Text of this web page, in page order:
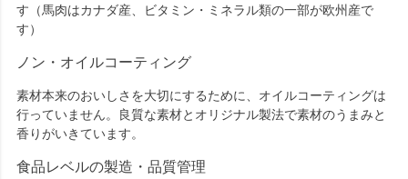
す（馬肉はカナダ産、ビタミン・ミネラル類の一部が欧州産で
す）
ノン・オイルコーティング
素材本来のおいしさを大切にするために、オイルコーティングは
行っていません。良質な素材とオリジナル製法で素材のうまみと
香りがいきています。
食品レベルの製造・品質管理